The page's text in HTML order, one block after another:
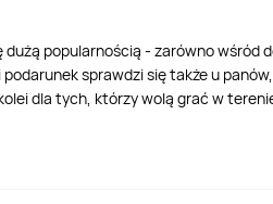
popularnością - zarówno wśród
sprawdzi się także u
dla tych, którzy wolą grać w